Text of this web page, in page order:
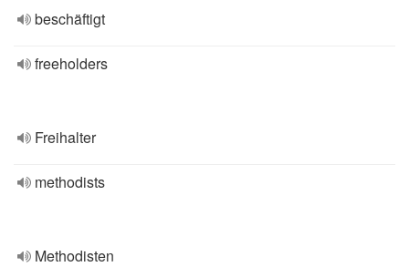
beschäftigt
freeholders
Freihalter
methodists
Methodisten